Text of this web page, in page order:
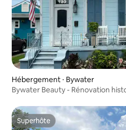
Hébergement ⋅ Bywater
Bywater Beauty - Rénovation
Superhôte
Superhôte